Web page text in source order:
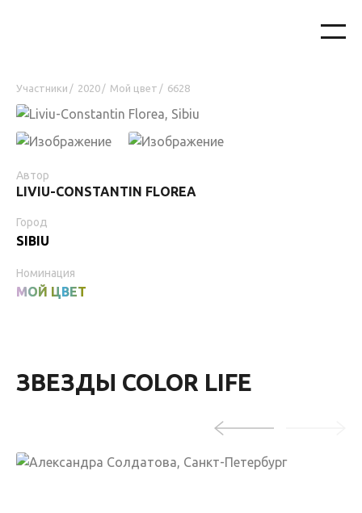
Участники / 2020 / Мой цвет / 6628
Автор
LIVIU-CONSTANTIN FLOREA
Город
SIBIU
Номинация
МОЙ ЦВЕТ
ЗВЕЗДЫ COLOR LIFE